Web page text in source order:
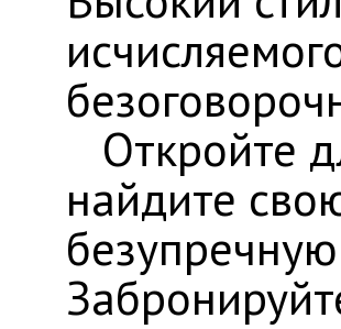
Откройте
найдите